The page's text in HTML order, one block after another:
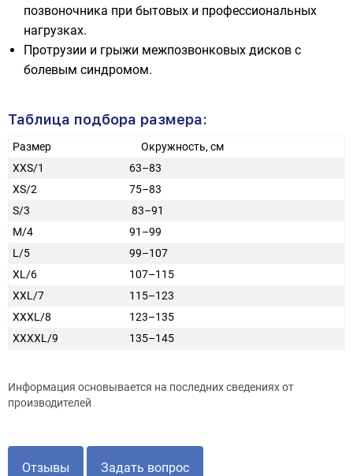
позвоночника при бытовых и профессиональных
нагрузках.
Протрузии и грыжи межпозвонковых дисков с
болевым синдромом.
Таблица подбора размера:
Размер
Окружность, см
XXS/1
63–83
XS/2
75–83
S/3
83–91
M/4
91–99
L/5
99–107
XL/6
107–115
XXL/7
115–123
XXXL/8
123–135
XXXXL/9
135–145
Информация основывается на последних сведениях от
производителей
Отзывы Задать вопрос